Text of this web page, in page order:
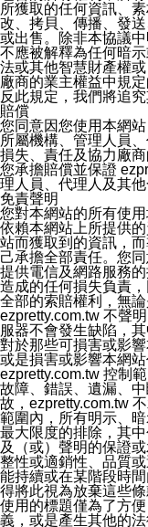
所獲取的任何資訊、
改、拷貝、傳播、發
或出售。除非本協議
不應被解釋為任何暗
法或其他智慧財產權
廠商的業主權益中規
反此規定，我們將追究
賠償
您同意因您使用本網站
所屬機構、管理人員
損失、責任及協力廠
您承擔賠償並保證
理人員、代理人及其
免責聲明
您對本網站的所有使
依賴本網站上所提供
站而獲取到的資訊，
己承擔全部責任。您
提供電信及網路服務
造成的任何損失負責
全部的索賠權利，無
ezpretty.com.tw 不聲
服器不會發生缺陷，
對於那些可損害或影
或是損害或影響本網
ezpretty.com.tw 控制
故障、錯誤、遺漏、
故，ezpretty.com.tw
範圍內，所有明示、
最大限度的排除，其
及（或）聲明的保證
整性或適銷性、品質
能持續或在某階段時
得將此視為放棄這些
使用的標題僅為了方
義，或是產生其他的